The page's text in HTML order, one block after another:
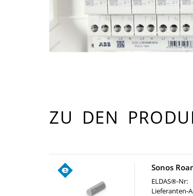
ZU DEN
Sonos
ELDAS®-Nr:
Lieferanten-